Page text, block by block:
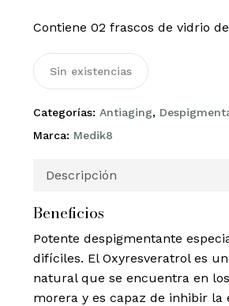
Contiene 02 frascos de vidrio
Sin existencias
Categorías: Antiaging,
Marca: Medik8
Descripción
Beneficios
Potente despigmentante
difíciles. El Oxyresveratrol es
natural que se encuentra en
morera y es capaz de inhibir la